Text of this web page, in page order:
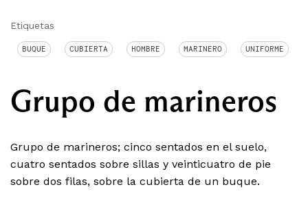
Etiquetas
BUQUE CUBIERTA HOMBRE MARINERO UNIFORME
Grupo de marineros
Grupo de marineros; cinco sentados en el suelo,
cuatro sentados sobre sillas y veinticuatro de pie
sobre dos filas, sobre la cubierta de un buque.